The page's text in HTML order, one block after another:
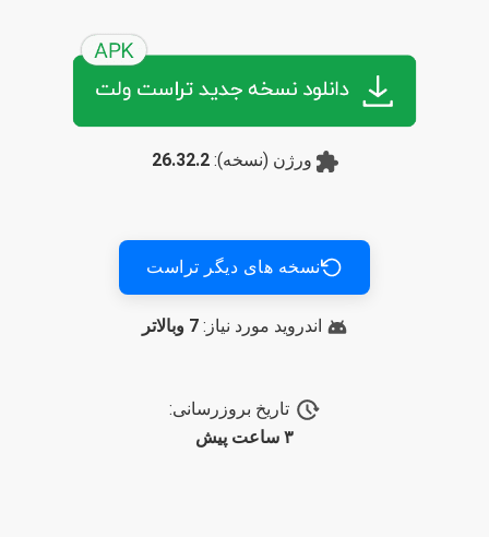
ورژن (نسخه):26.32.2
نسخه های دیگر تراست
اندروید مورد نیاز:7 وبالاتر
تاریخ بروزرسانی:
۳ ساعت پیش